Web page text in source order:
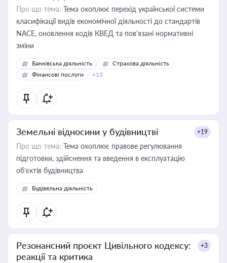
Про що тема: Тема охоплює перехід української системи
класифікації видів економічної діяльності до стандартів
NACE, оновлення кодів КВЕД та пов'язані нормативні
зміни
Банківська діяльність
Страхова діяльність
Фінансові послуги
+13
Земельні відносини у будівництві +19
Про що тема: Тема охоплює правове регулювання
підготовки, здійснення та введення в експлуатацію
об’єктів будівництва
Будівельна діяльність
Резонансний проєкт Цивільного кодексу:
реакції та критика
+3